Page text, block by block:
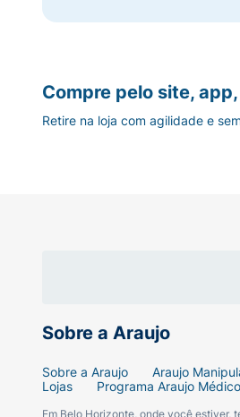
Sobre a Araujo
Sobre a Araujo Araujo
Lojas
Programa Araujo Médico
Em Belo Horizonte, onde você estiver,
Compre pelo site,
Retire na loja com agilidade e